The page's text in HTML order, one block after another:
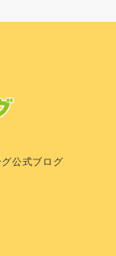
公式ブログ